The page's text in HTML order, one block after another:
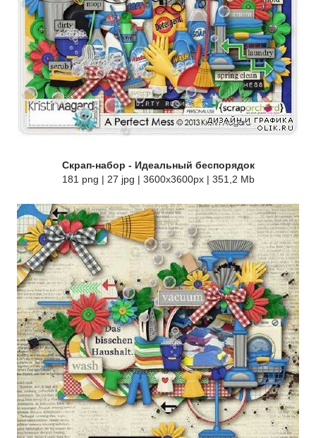
Скрап-набор - Идеальный беспорядок
181 png | 27 jpg | 3600x3600px | 351,2 Mb